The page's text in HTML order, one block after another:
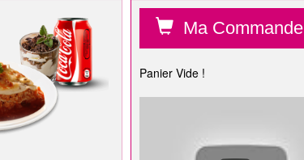
Ma Commande
Panier Vide !